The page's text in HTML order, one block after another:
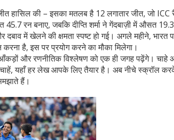
हासिल की – इसका मतलब है 12 लगातार जीत, जो ICC
45.7 रन बनाए, जबकि दीप्ति शर्मा ने गेंदबाज़ी में औसत
दबाव में खेलने की क्षमता स्पष्ट हो गई। अगले महीने, भारत
है, इस पर प्रयोग करने का मौका मिलेगा।
और रणनीतिक विश्लेषण को एक ही जगह पढ़ेंगे। चाहे आप
यहाँ हर लेख आपके लिए तैयार है। अब नीचे स्क्रॉल
हैं।